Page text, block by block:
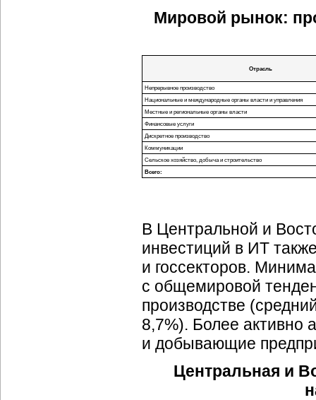
Мировой рынок:
Отрасль
Непрерывное производство
Национальные и международные органы власти и управления
Местные и региональные органы власти
Финансовые услуги
Дискретное производство
Коммуникации
Сельское хозяйство, добыча и строительство
Всего:
В Центральной и
инвестиций в ИТ
и госсекторов.
с общемировой
производстве
8,7%). Более активно
и добывающие
Центральная и